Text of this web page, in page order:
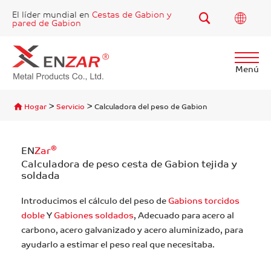
El líder mundial en Cestas de Gabion y
pared de Gabion
Menú
Hogar>Servicio >Calculadora del peso de Gabion
ENZar®
Calculadora de peso cesta de Gabion tejida y
soldada
Introducimos el cálculo del peso deGabions torcidos
dobleYGabiones soldados, Adecuado para acero al
carbono, acero galvanizado y acero aluminizado, para
ayudarlo a estimar el peso real que necesitaba.